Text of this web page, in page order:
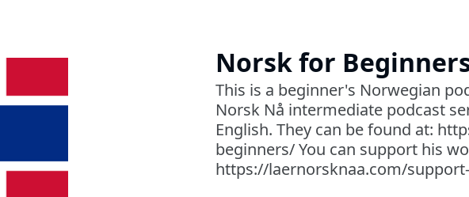
Norsk for
This is a beginner's Norwegian
Norsk Nå intermediate podcast
English. They can be found at:
beginners/ You can support his
https://laernorsknaa.com/